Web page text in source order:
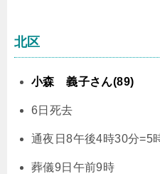
北区
小森 義子さん(89)
6日死去
通夜日8午後4時30分=5
葬儀9日午前9時